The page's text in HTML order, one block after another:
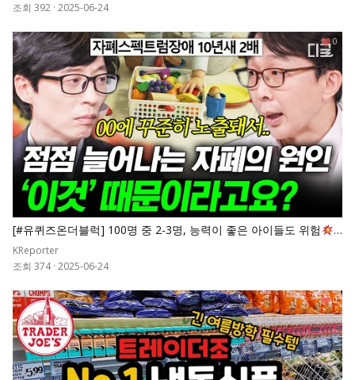
조회 392 · 2025-06-24
[#유퀴즈온더블럭] 100명 중 2-3명, 능력이 좋은 아이들도 위험
꾸준히 증가하는 자폐 스펙트럼의 증가 원인은
KReporter
조회 374 · 2025-06-24
0
0